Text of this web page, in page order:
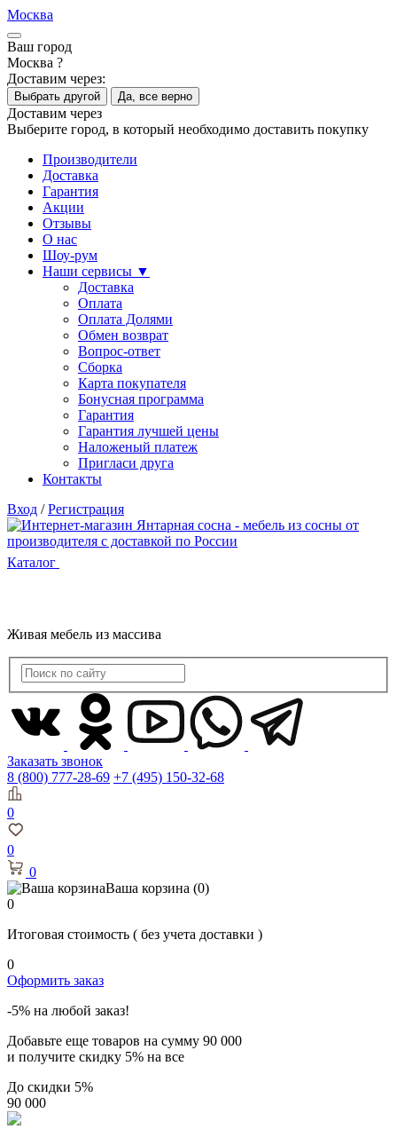
Москва
Ваш город
Москва ?
Доставим через:
Выбрать другой Да, все верно
Доставим через
Выберите город, в который необходимо доставить покупку
Производители
Доставка
Гарантия
Акции
Отзывы
О нас
Шоу-рум
Наши сервисы ▼
Доставка
Оплата
Оплата Долями
Обмен возврат
Вопрос-ответ
Сборка
Карта покупателя
Бонусная программа
Гарантия
Гарантия лучшей цены
Наложеный платеж
Пригласи друга
Контакты
Вход / Регистрация
Каталог
Живая мебель из массива
Заказать звонок
8 (800) 777-28-69 +7 (495) 150-32-68
0
0
0
Ваша корзина (0)
0
Итоговая стоимость ( без учета доставки )
0
Оформить заказ
-5% на любой заказ!
Добавьте еще товаров на сумму 90 000
и получите скидку 5% на все
До скидки 5%
90 000